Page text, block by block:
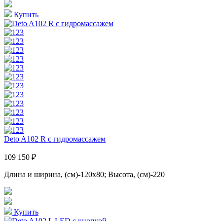
Купить
Deto A102 R с гидромассажем
109 150 ₽
Длина и ширина, (см)-120x80; Высота, (см)-220
Купить